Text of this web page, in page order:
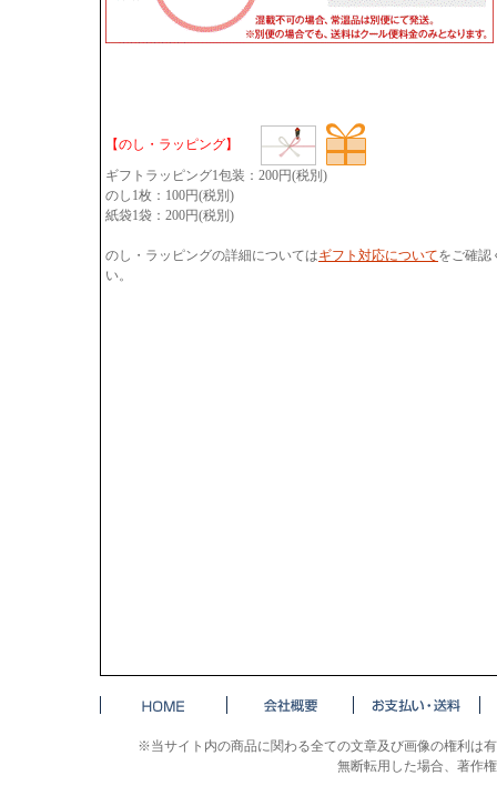
【のし・ラッピング】
ギフトラッピング1包装：200円(税別)
のし1枚：100円(税別)
紙袋1袋：200円(税別)
のし・ラッピングの詳細についてはギフト対応についてをご確認
い。
※当サイト内の商品に関わる全ての文章及び画像の権利は
無断転用した場合、著作